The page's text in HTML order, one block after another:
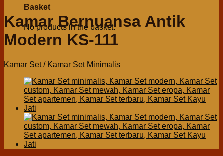
Basket
No products in the basket.
Kamar Bernuansa Antik
Modern KS-111
Kamar Set / Kamar Set Minimalis